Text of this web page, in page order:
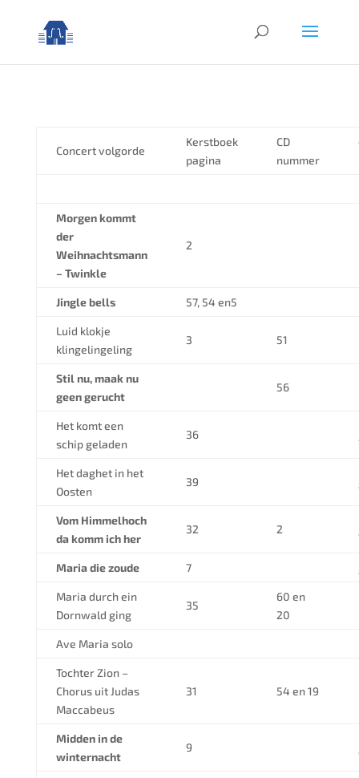
Concert volgorde
Kerstboek
pagina
CD
nummer
Morgen kommt
der
Weihnachtsmann
– Twinkle
2
Jingle bells 57, 54 en5
Luid klokje
klingelingeling
3 51
Stil nu, maak nu
geen gerucht
56
Het komt een
schip geladen
36
Het daghet in het
Oosten
39
Vom Himmelhoch
da komm ich her
32 2
Maria die zoude 7
Maria durch ein
Dornwald ging
35
60 en
20
Ave Maria solo
Tochter Zion –
Chorus uit Judas
Maccabeus
31 54 en 19
Midden in de
winternacht
9